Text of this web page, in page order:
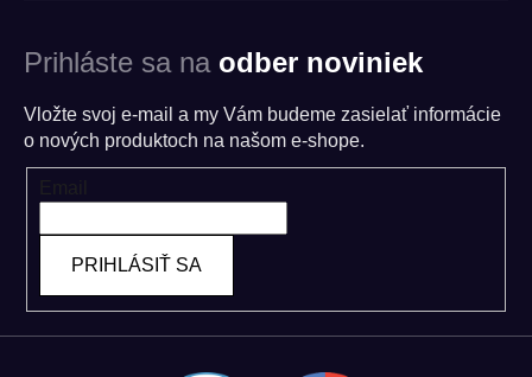
Prihláste sa na odber noviniek
Vložte svoj e-mail a my Vám budeme zasielať informácie
o nových produktoch na našom e-shope.
PRIHLÁSIŤ SA